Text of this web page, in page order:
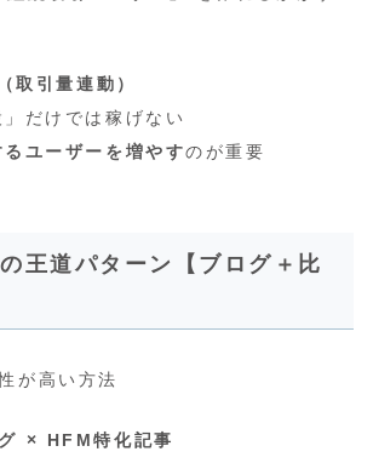
取引量連動）
」だけでは稼げない
ユーザーを増やすのが重要
王道パターン【ブログ＋比
が高い方法
× HFM特化記事